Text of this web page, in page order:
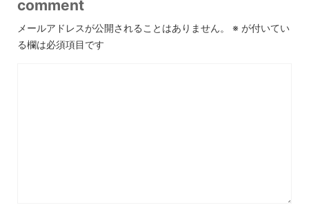
comment
メールアドレスが公開されることはありません。 ※ が付いてい
る欄は必須項目です